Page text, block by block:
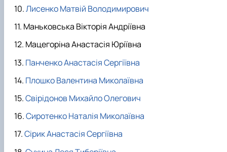
Лисенко Матвій Володимирович
Маньковська Вікторія Андріївна
Мацегоріна Анастасія Юріївна
Панченко Анастасія Сергіївна
Плошко Валентина Миколаївна
Свірідонов Михайло Олегович
Сиротенко Наталія Миколаївна
Сірик Анастасія Сергіївна